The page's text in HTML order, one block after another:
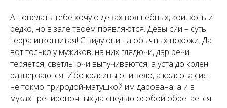
А поведать тебе хочу о девах волшебных, кои, хоть и
редко, но в зале твоём появляются. Девы сии – суть
терра инкогнитая! С виду они на обычных похожи. Да
вот только у мужиков, на них глядючи, дар речи
теряется, светлы очи выпучиваются, а уста до колен
разверзаются. Ибо красивы они зело, а красота сия
не токмо природой-матушкой им дарована, а и в
муках тренировочных да снедью особой обретается.